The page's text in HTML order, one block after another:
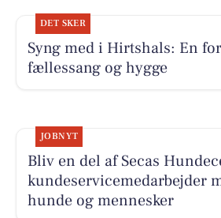
DET SKER
Syng med i Hirtshals: En
fællessang og hygge
JOBNYT
Bliv en del af Secas
kundeservicemedarbejder
hunde og mennesker